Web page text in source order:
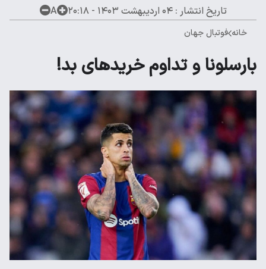
تاریخ انتشار :۰۴ اردیبهشت ۱۴۰۳ - ۲۰:۱۸ A
خانه فوتبال جهان
بارسلونا و تداوم خریدهای بد!